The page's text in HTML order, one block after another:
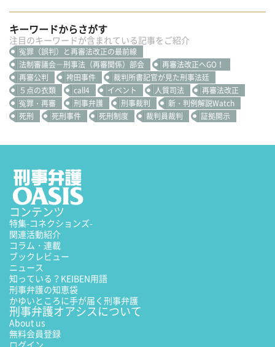
キーワードからさがす
注目のキーワードが含まれている記事をご紹介
冤罪（誤判）と再審法改正の最前線
法制審議会―刑事法（再審関係）部会
再審法改正へGO！
再審公判
袴田事件
裁判所書記官が見た刑事法廷
５点の衣類
call4 イベント 人質司法
再審法改正
冤罪・再審
刑事弁護 刑事裁判
新・判例解説Watch
死刑
死刑事件 死刑制度 裁判員裁判 証拠開示
コンテンツ
特集-コネクションズ-
関連活動紹介
コラム・連載
ブックレビュー
ニュース
知っている？KEIBEN用語
刑事弁護の知恵袋
かゆいところに手が届く刑事弁護
刑事弁護オアシスについて
About us
無料会員登録
ログイン